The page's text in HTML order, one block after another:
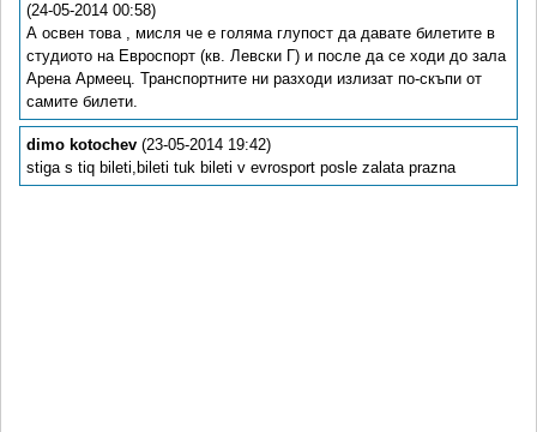
(24-05-2014 00:58)
А освен това , мисля че е голяма глупост да давате билетите в
студиото на Евроспорт (кв. Левски Г) и после да се ходи до зала
Арена Армеец. Транспортните ни разходи излизат по-скъпи от
самите билети.
dimo kotochev (23-05-2014 19:42)
stiga s tiq bileti,bileti tuk bileti v evrosport posle zalata prazna